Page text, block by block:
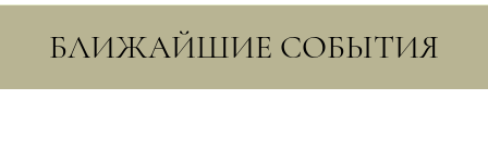
БЛИЖАЙШИЕ СОБЫТИЯ